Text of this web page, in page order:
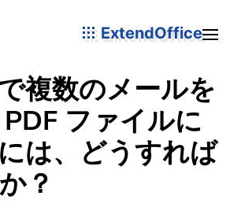
ExtendOffice
複数のメールを
ファイルに
は、どうすれば
？